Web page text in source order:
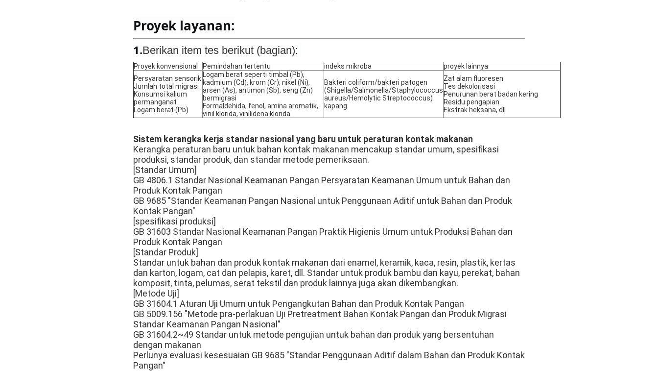
Proyek layanan:
1.Berikan item tes berikut (bagian):
Proyek konvensional Pemindahan tertentu indeks mikroba
proyek lainnya
Persyaratan sensorik
Jumlah total migrasi
Konsumsi kalium
permanganat
Logam berat (Pb)
Logam berat seperti timbal (Pb),
kadmium (Cd), krom (Cr), nikel (Ni),
arsen (As), antimon (Sb), seng (Zn)
bermigrasi
Formaldehida, fenol, amina aromatik,
vinil klorida, vinilidena klorida
Bakteri coliform/bakteri patogen
(Shigella/Salmonella/Staphylococcus
aureus/Hemolytic Streptococcus)
kapang
Zat alam fluoresen
Tes dekolorisasi
Penurunan berat badan kering
Residu pengapian
Ekstrak heksana, dll
Sistem kerangka kerja standar nasional yang baru untuk peraturan kontak makanan
Kerangka peraturan baru untuk bahan kontak makanan mencakup standar umum, spesifikasi
produksi, standar produk, dan standar metode pemeriksaan.
[Standar Umum]
GB 4806.1 Standar Nasional Keamanan Pangan Persyaratan Keamanan Umum untuk Bahan dan
Produk Kontak Pangan
GB 9685 "Standar Keamanan Pangan Nasional untuk Penggunaan Aditif untuk Bahan dan Produk
Kontak Pangan"
[spesifikasi produksi]
GB 31603 Standar Nasional Keamanan Pangan Praktik Higienis Umum untuk Produksi Bahan dan
Produk Kontak Pangan
[Standar Produk]
Standar untuk bahan dan produk kontak makanan dari enamel, keramik, kaca, resin, plastik, kertas
dan karton, logam, cat dan pelapis, karet, dll. Standar untuk produk bambu dan kayu, perekat, bahan
komposit, tinta, pelumas, serat tekstil dan produk lainnya juga akan dikembangkan.
[Metode Uji]
GB 31604.1 Aturan Uji Umum untuk Pengangkutan Bahan dan Produk Kontak Pangan
GB 5009.156 "Metode pra-perlakuan Uji Pretreatment Bahan Kontak Pangan dan Produk Migrasi
Standar Keamanan Pangan Nasional"
GB 31604.2~49 Standar untuk metode pengujian untuk bahan dan produk yang bersentuhan
dengan makanan
Perlunya evaluasi kesesuaian GB 9685 "Standar Penggunaan Aditif dalam Bahan dan Produk Kontak
Pangan"